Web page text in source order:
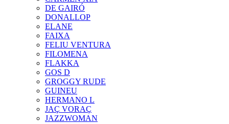
DE GAIRÓ
DONALLOP
ELANE
FAIXA
FELIU VENTURA
FILOMENA
FLAKKA
GOS D
GROGGY RUDE
GUINEU
HERMANO L
JAÇ VORAÇ
JAZZWOMAN